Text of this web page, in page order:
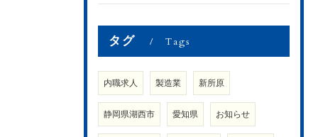
タグ Tags
内職求人 製造業 新所原
静岡県湖西市 愛知県 お知らせ